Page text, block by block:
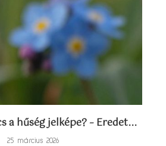
a hűség jelképe? – Eredet...
25 március 2026